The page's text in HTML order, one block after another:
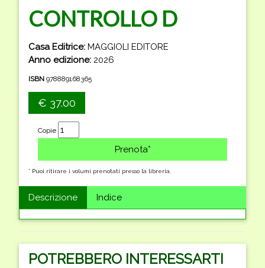
CONTROLLO D
Casa Editrice: MAGGIOLI EDITORE
Anno edizione: 2026
ISBN 978889168365
€ 37.00
Copie
* Puoi ritirare i volumi prenotati presso la libreria.
Descrizione Indice
POTREBBERO INTERESSARTI